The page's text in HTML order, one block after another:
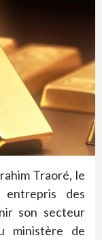
Traoré, le
des
son secteur
ministère de